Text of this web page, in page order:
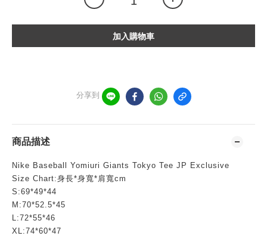
加入購物車
分享到
商品描述
Nike Baseball Yomiuri Giants Tokyo Tee JP Exclusive
Size Chart:身長*身寬*肩寬cm
S:69*49*44
M:70*52.5*45
L:72*55*46
XL:74*60*47